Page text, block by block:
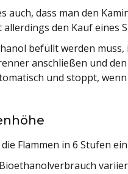
auch, dass man den
den Kauf eines
befüllt werden
anschließen und
und stoppt,
Flammen in 6 Stufen